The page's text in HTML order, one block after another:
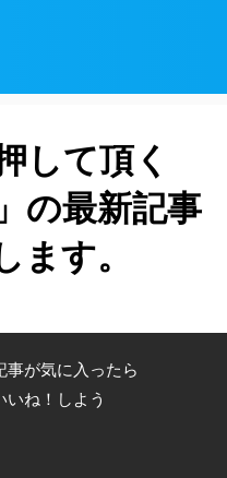
して頂く
の最新記事
す。
事が気に入ったら
いね！しよう